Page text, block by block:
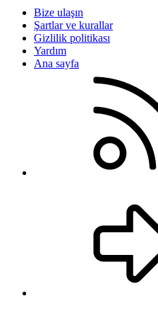
Bize ulaşın
Şartlar ve kurallar
Gizlilik politikası
Yardım
Ana sayfa